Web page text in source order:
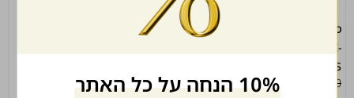
מסיכת הזנה אינסטנסיבית לשיער
BARBERS HAIR MASK-
SELECT MENS
129.00
99.00
₪
אמפולות לשיער מנטול -SELECT
10% הנחה על כל האתר